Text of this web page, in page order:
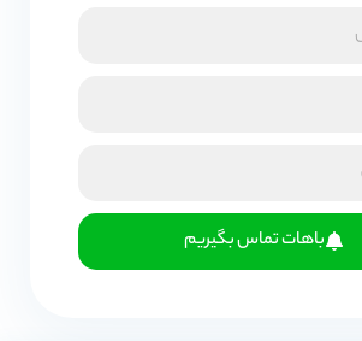
باهات تماس بگیریم